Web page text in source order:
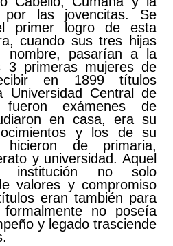
por las jovencitas. Se
primer logro de esta
cuando sus tres hijas
nombre, pasarían a la
3 primeras mujeres de
en 1899 títulos
Universidad Central de
fueron exámenes de
en casa, era su
y los de su
de primaria,
y universidad. Aquel
institución no solo
valores y compromiso
eran también para
no poseía
y legado trasciende